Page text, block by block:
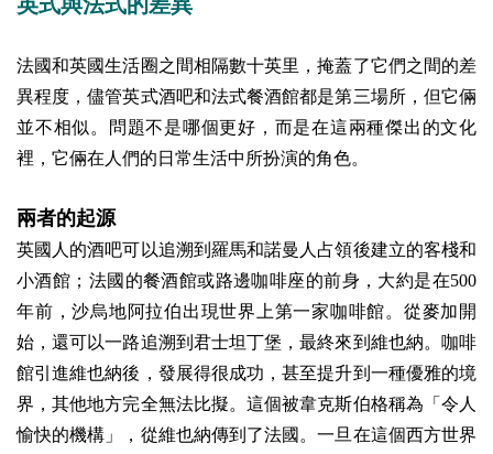
法國和英國生活圈之間相隔數十英里，掩蓋了它們之間的差
異程度，儘管英式酒吧和法式餐酒館都是第三場所，但它倆
並不相似。問題不是哪個更好，而是在這兩種傑出的文化
裡，它倆在人們的日常生活中所扮演的角色。
兩者的起源
英國人的酒吧可以追溯到羅馬和諾曼人占領後建立的客棧和
小酒館；法國的餐酒館或路邊咖啡座的前身，大約是在500
年前，沙烏地阿拉伯出現世界上第一家咖啡館。從麥加開
始，還可以一路追溯到君士坦丁堡，最終來到維也納。咖啡
館引進維也納後，發展得很成功，甚至提升到一種優雅的境
界，其他地方完全無法比擬。這個被韋克斯伯格稱為「令人
愉快的機構」，從維也納傳到了法國。一旦在這個西方世界